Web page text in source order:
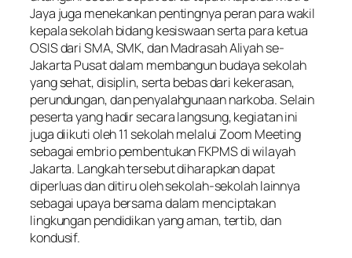
Jaya juga menekankan pentingnya peran para wakil
kepala sekolah bidang kesiswaan serta para ketua
OSIS dari SMA, SMK, dan Madrasah Aliyah se-
Jakarta Pusat dalam membangun budaya sekolah
yang sehat, disiplin, serta bebas dari kekerasan,
perundungan, dan penyalahgunaan narkoba. Selain
peserta yang hadir secara langsung, kegiatan ini
juga diikuti oleh 11 sekolah melalui Zoom Meeting
sebagai embrio pembentukan FKPMS di wilayah
Jakarta. Langkah tersebut diharapkan dapat
diperluas dan ditiru oleh sekolah-sekolah lainnya
sebagai upaya bersama dalam menciptakan
lingkungan pendidikan yang aman, tertib, dan
kondusif.